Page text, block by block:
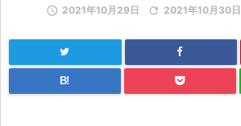
 2021年10月29日  2021年10月30日
B!